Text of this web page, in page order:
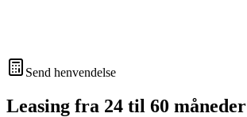
Send henvendelse
Leasing fra 24 til 60 måneder